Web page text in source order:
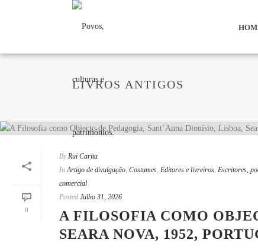
LIVROS ANTIGOS
0
By Rui Carita
In Artigo de divulgação, Costumes, Editores e livreiros, Escritores,
comercial
Posted Julho 31, 2026
A FILOSOFIA COMO
SEARA NOVA, 1952,